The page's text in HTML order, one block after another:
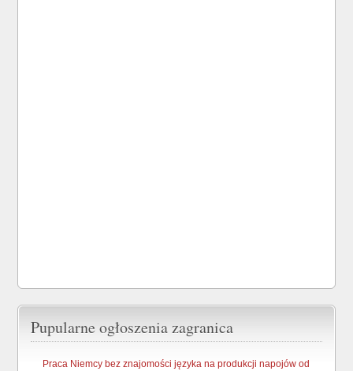
Pupularne ogłoszenia zagranica
Praca Niemcy bez znajomości języka na produkcji napojów od